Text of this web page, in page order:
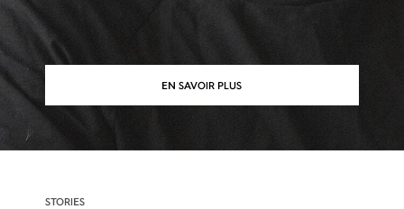
EN SAVOIR PLUS
STORIES